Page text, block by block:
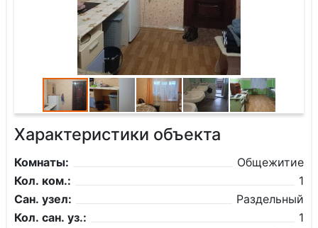
Характеристики объекта
Комнаты:
Общежитие
Кол. ком.:
1
Сан. узел:
Раздельный
Кол. сан. уз.:
1